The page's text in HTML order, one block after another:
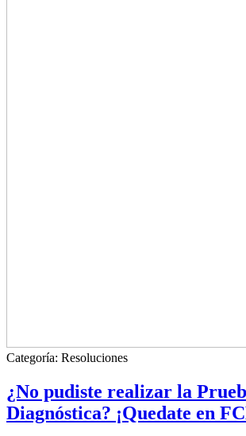
Categoría: Resoluciones
¿No pudiste realizar la
Diagnóstica? ¡Quedate en